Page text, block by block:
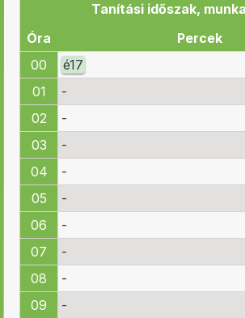
Tanítási időszak,
Óra
Percek
00
é17
01
-
02
-
03
-
04
-
05
-
06
-
07
-
08
-
09
-